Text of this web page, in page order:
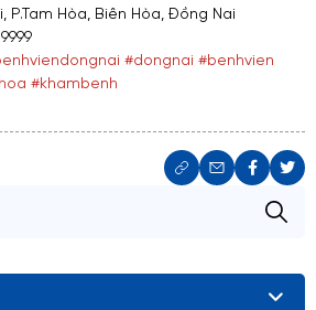
P.Tam Hòa, Biên Hòa, Đồng Nai
#dongnai #benhvien
#khambenh